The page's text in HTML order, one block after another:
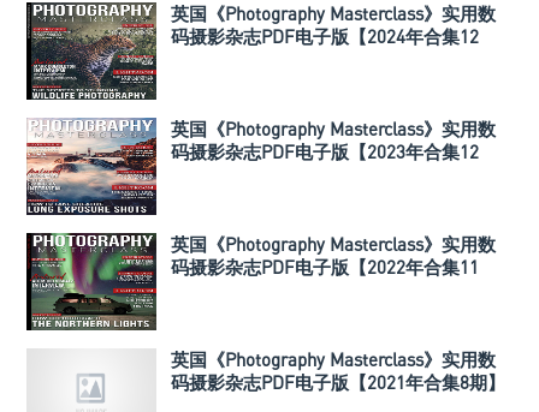
英国《Photography Masterclass》实用数
码摄影杂志PDF电子版【2024年合集12
英国《Photography Masterclass》实用数
码摄影杂志PDF电子版【2023年合集12
英国《Photography Masterclass》实用数
码摄影杂志PDF电子版【2022年合集11
英国《Photography Masterclass》实用数
码摄影杂志PDF电子版【2021年合集8期】